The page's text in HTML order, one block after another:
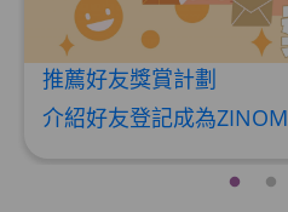
推薦好友獎賞計劃